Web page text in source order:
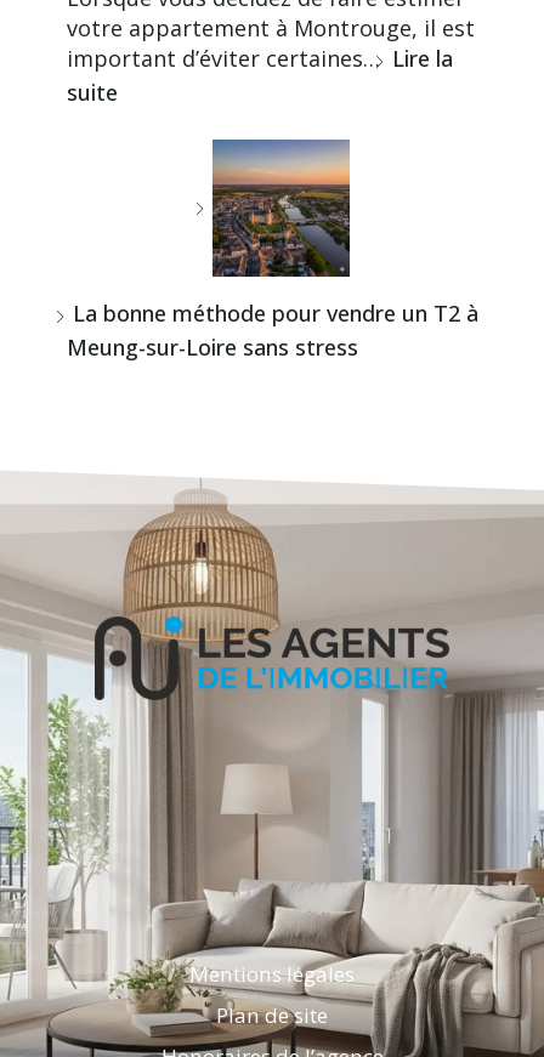
votre appartement à Montrouge, il est
important d’éviter certaines… Lire la
suite
La bonne méthode pour vendre un T2 à
Meung-sur-Loire sans stress
Mentions légales
Plan de site